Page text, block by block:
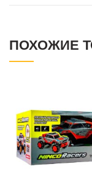
ПОХОЖИЕ